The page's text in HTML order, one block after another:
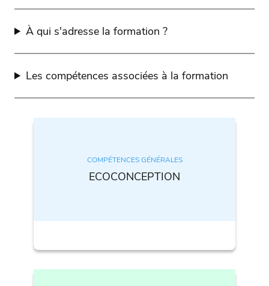
À qui s'adresse la formation ?
Les compétences associées à la formation
COMPÉTENCES GÉNÉRALES
ECOCONCEPTION